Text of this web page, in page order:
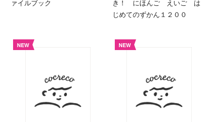
ァイルブック
き！ にほんご えいご は
じめてのずかん１２００
NEW NEW